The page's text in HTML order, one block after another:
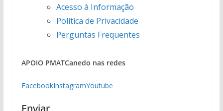
Acesso à Informação
Política de Privacidade
Perguntas Frequentes
APOIO PMATCanedo nas redes
FacebookInstagramYoutube
Enviar